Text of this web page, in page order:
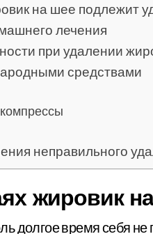
на шее подлежит
лечения
при удалении
средствами
неправильного
жировик
долгое время себя не